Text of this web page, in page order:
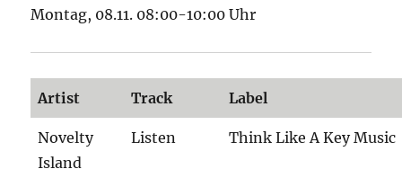
Montag, 08.11. 08:00-10:00 Uhr
Artist Track Label
Novelty
Island
Listen Think Like A Key Music